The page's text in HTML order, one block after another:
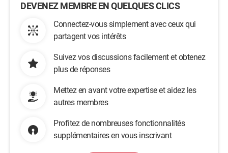
DEVENEZ MEMBRE EN QUELQUES CLICS
Connectez-vous simplement avec ceux qui
partagent vos intérêts
Suivez vos discussions facilement et obtenez
plus de réponses
Mettez en avant votre expertise et aidez les
autres membres
Profitez de nombreuses fonctionnalités
supplémentaires en vous inscrivant